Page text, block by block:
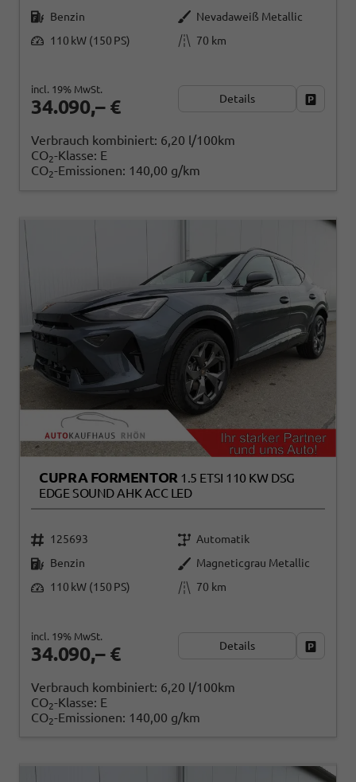
Benzin
Nevadaweiß Metallic
110 kW (150 PS)
70 km
34.090,– €
incl. 19% MwSt.
Details
Verbrauch kombiniert: 6,20 l/100km
CO2-Klasse: E
CO2-Emissionen: 140,00 g/km
CUPRA FORMENTOR 1.5 ETSI 110 KW DSG
EDGE SOUND AHK ACC LED
125693
Automatik
Benzin
Magneticgrau Metallic
110 kW (150 PS)
70 km
34.090,– €
incl. 19% MwSt.
Details
Verbrauch kombiniert: 6,20 l/100km
CO2-Klasse: E
CO2-Emissionen: 140,00 g/km